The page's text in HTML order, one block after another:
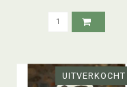
UITVERKOCHT